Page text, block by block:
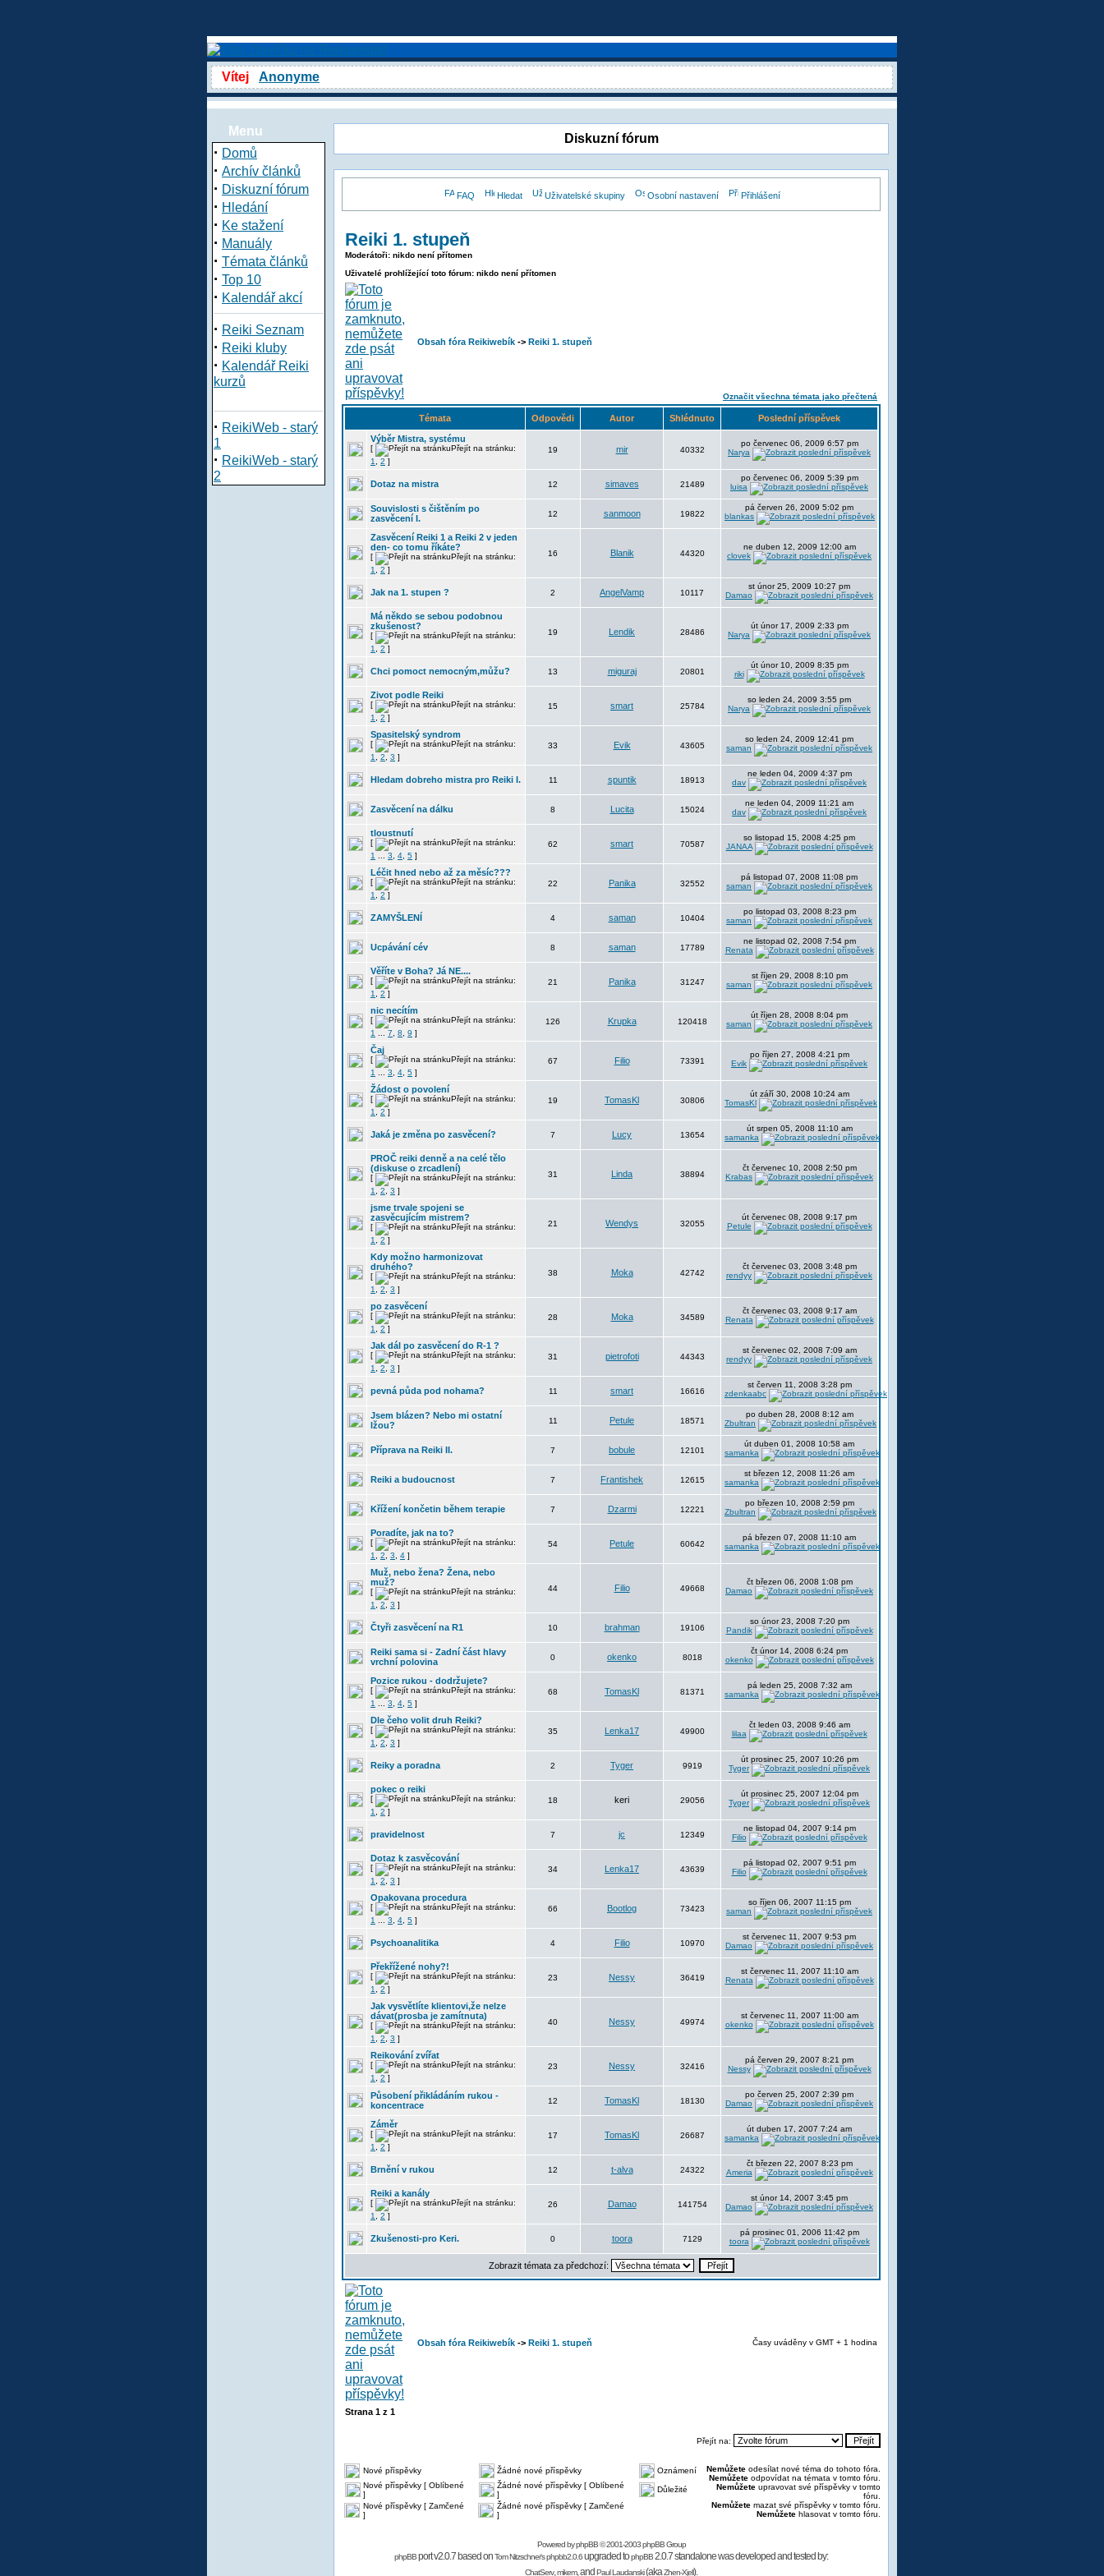
Vítej Anonyme
Menu
· Domů
· Archív článků
· Diskuzní fórum
· Hledání
· Ke stažení
· Manuály
· Témata článků
· Top 10
· Kalendář akcí
· Reiki Seznam
· Reiki kluby
· Kalendář Reiki
kurzů
· ReikiWeb - starý
1
· ReikiWeb - starý
2
Diskuzní fórum
FAQ Hledat Uživatelské skupiny Osobní nastavení Přihlášení
Reiki 1. stupeň
Moderátoři: nikdo není přítomen
Uživatelé prohlížející toto fórum: nikdo není přítomen
Obsah fóra Reikiwebík -> Reiki 1. stupeň
Označit všechna témata jako přečtená
Témata Odpovědi Autor Shlédnuto Poslední příspěvek
Výběr Mistra, systému
[
Přejít na stránku:
1
2 ]
19 mir 40332
po červenec 06, 2009 6:57 pm
Narya
Dotaz na mistra 12 simaves 21489
po červenec 06, 2009 5:39 pm
luisa
Souvislosti s čištěním po
zasvěcení I.
12 sanmoon 19822
pá červen 26, 2009 5:02 pm
blankas
Zasvěcení Reiki 1 a Reiki 2 v jeden
den- co tomu říkáte?
[
Přejít na stránku:
1
2 ]
16 Blanik 44320
ne duben 12, 2009 12:00 am
clovek
Jak na 1. stupen ? 2 AngelVamp 10117
st únor 25, 2009 10:27 pm
Damao
Má někdo se sebou podobnou
zkušenost?
[
Přejít na stránku:
1
2 ]
19 Lendik 28486
út únor 17, 2009 2:33 pm
Narya
Chci pomoct nemocným,můžu? 13 miguraj 20801
út únor 10, 2009 8:35 pm
riki
Zivot podle Reiki
[
Přejít na stránku:
1
2 ]
15 smart 25784
so leden 24, 2009 3:55 pm
Narya
Spasitelský syndrom
[
Přejít na stránku:
1
2 3 ]
33 Evik 43605
so leden 24, 2009 12:41 pm
saman
Hledam dobreho mistra pro Reiki I. 11 spuntik 18913
ne leden 04, 2009 4:37 pm
dav
Zasvěcení na dálku 8 Lucita 15024
ne leden 04, 2009 11:21 am
dav
tloustnutí
[
Přejít na stránku:
1
3 4 5 ]
62 smart 70587
so listopad 15, 2008 4:25 pm
JANAA
Léčit hned nebo až za měsíc???
[
Přejít na stránku:
1
2 ]
22 Panika 32552
pá listopad 07, 2008 11:08 pm
saman
ZAMYŠLENÍ 4 saman 10404
po listopad 03, 2008 8:23 pm
saman
Ucpávání cév 8 saman 17789
ne listopad 02, 2008 7:54 pm
Renata
Věříte v Boha? Já NE....
[
Přejít na stránku:
1
2 ]
21 Panika 31247
st říjen 29, 2008 8:10 pm
saman
nic necítím
[
Přejít na stránku:
1
7 8 9 ]
126 Krupka 120418
út říjen 28, 2008 8:04 pm
saman
Čaj
[
Přejít na stránku:
1
3 4 5 ]
67 Filio 73391
po říjen 27, 2008 4:21 pm
Evik
Žádost o povolení
[
Přejít na stránku:
1
2 ]
19 TomasKl 30806
út září 30, 2008 10:24 am
TomasKl
Jaká je změna po zasvěcení? 7 Lucy 13654
út srpen 05, 2008 11:10 am
samanka
PROČ reiki denně a na celé tělo
(diskuse o zrcadlení)
[
Přejít na stránku:
1
2 3 ]
31 Linda 38894
čt červenec 10, 2008 2:50 pm
Krabas
jsme trvale spojeni se
zasvěcujícím mistrem?
[
Přejít na stránku:
1
2 ]
21 Wendys 32055
út červenec 08, 2008 9:17 pm
Petule
Kdy možno harmonizovat
druhého?
[
Přejít na stránku:
1
2 3 ]
38 Moka 42742
čt červenec 03, 2008 3:48 pm
rendyy
po zasvěcení
[
Přejít na stránku:
1
2 ]
28 Moka 34589
čt červenec 03, 2008 9:17 am
Renata
Jak dál po zasvěcení do R-1 ?
[
Přejít na stránku:
1
2 3 ]
31 pietrofoti 44343
st červenec 02, 2008 7:09 am
rendyy
pevná půda pod nohama? 11 smart 16616
st červen 11, 2008 3:28 pm
zdenkaabc
Jsem blázen? Nebo mi ostatní
lžou?
11 Petule 18571
po duben 28, 2008 8:12 am
Zbultran
Příprava na Reiki II. 7 bobule 12101
út duben 01, 2008 10:58 am
samanka
Reiki a budoucnost 7 Frantishek 12615
st březen 12, 2008 11:26 am
samanka
Křížení končetin během terapie 7 Dzarmi 12221
po březen 10, 2008 2:59 pm
Zbultran
Poradíte, jak na to?
[
Přejít na stránku:
1
2 3 4 ]
54 Petule 60642
pá březen 07, 2008 11:10 am
samanka
Muž, nebo žena? Žena, nebo
muž?
[
Přejít na stránku:
1
2 3 ]
44 Filio 49668
čt březen 06, 2008 1:08 pm
Damao
Čtyři zasvěcení na R1 10 brahman 19106
so únor 23, 2008 7:20 pm
Pandik
Reiki sama si - Zadní část hlavy
vrchní polovina
0 okenko 8018
čt únor 14, 2008 6:24 pm
okenko
Pozice rukou - dodržujete?
[
Přejít na stránku:
1
3 4 5 ]
68 TomasKl 81371
pá leden 25, 2008 7:32 am
samanka
Dle čeho volit druh Reiki?
[
Přejít na stránku:
1
2 3 ]
35 Lenka17 49900
čt leden 03, 2008 9:46 am
lilaa
Reiky a poradna 2 Tyger 9919
út prosinec 25, 2007 10:26 pm
Tyger
pokec o reiki
[
Přejít na stránku:
1
2 ]
18 keri 29056
út prosinec 25, 2007 12:04 pm
Tyger
pravidelnost 7 jc 12349
ne listopad 04, 2007 9:14 pm
Filio
Dotaz k zasvěcování
[
Přejít na stránku:
1
2 3 ]
34 Lenka17 43639
pá listopad 02, 2007 9:51 pm
Filio
Opakovana procedura
[
Přejít na stránku:
1
3 4 5 ]
66 Bootlog 73423
so říjen 06, 2007 11:15 pm
saman
Psychoanalitika 4 Filio 10970
st červenec 11, 2007 9:53 pm
Damao
Překřížené nohy?!
[
Přejít na stránku:
1
2 ]
23 Nessy 36419
st červenec 11, 2007 11:10 am
Renata
Jak vysvětlíte klientovi,že nelze
dávat(prosba je zamítnuta)
[
Přejít na stránku:
1
2 3 ]
40 Nessy 49974
st červenec 11, 2007 11:00 am
okenko
Reikování zvířat
[
Přejít na stránku:
1
2 ]
23 Nessy 32416
pá červen 29, 2007 8:21 pm
Nessy
Působení přikládáním rukou -
koncentrace
12 TomasKl 18130
po červen 25, 2007 2:39 pm
Damao
Záměr
[
Přejít na stránku:
1
2 ]
17 TomasKl 26687
út duben 17, 2007 7:24 am
samanka
Brnění v rukou 12 t-alva 24322
čt březen 22, 2007 8:23 pm
Ameria
Reiki a kanály
[
Přejít na stránku:
1
2 ]
26 Damao 141754
st únor 14, 2007 3:45 pm
Damao
Zkušenosti-pro Keri. 0 toora 7129
pá prosinec 01, 2006 11:42 pm
toora
Zobrazit témata za předchozí:
Obsah fóra Reikiwebík -> Reiki 1. stupeň Časy uváděny v GMT + 1 hodina
Strana 1 z 1
Přejít na:
Nové příspěvky Žádné nové příspěvky
Oznámení
Nové příspěvky [ Oblíbené
]
Žádné nové příspěvky [ Oblíbené
]
Důležité
Nové příspěvky [ Zamčené
]
Žádné nové příspěvky [ Zamčené
]
Nemůžete odesílat nové téma do tohoto fóra.
Nemůžete odpovídat na témata v tomto fóru.
Nemůžete upravovat své příspěvky v tomto
fóru.
Nemůžete mazat své příspěvky v tomto fóru.
Nemůžete hlasovat v tomto fóru.
Powered byphpBB© 2001-2003 phpBB Group
phpBBport v2.0.7 based onTom Nitzschner'sphpbb2.0.6upgraded tophpBB2.0.7 standalone was developed and tested by:
ChatServ,mikem,and Paul Laudanski(akaZhen-Xjell).